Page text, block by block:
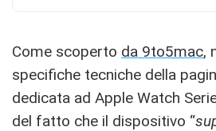
Come scoperto da 9to5mac,
specifiche tecniche della
dedicata ad Apple Watch
del fatto che il dispositivo “